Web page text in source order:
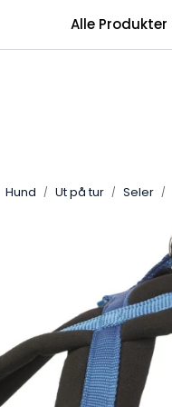
Alle Produkter
Hund Ut på tur Seler